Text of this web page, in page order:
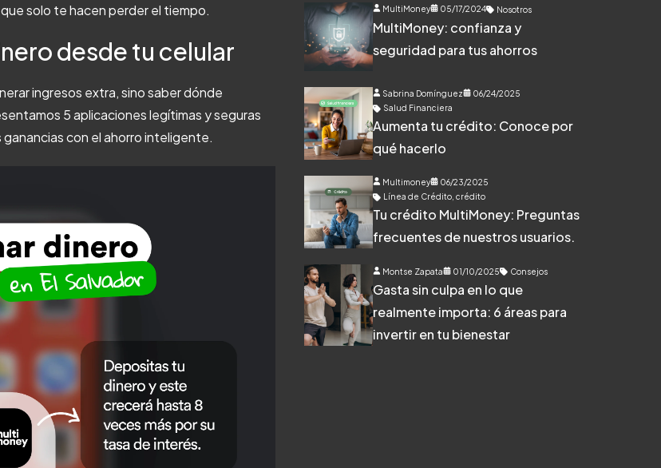
solo te hacen perder el tiempo.
desde tu celular
ingresos extra, sino saber dónde
5 aplicaciones legítimas y seguras
con el ahorro inteligente.
MultiMoney 05/17/2024 Nosotros
MultiMoney: confianza y
seguridad para tus ahorros
Sabrina Domínguez
06/24/2025
Salud Financiera
Aumenta tu crédito: Conoce por
qué hacerlo
Multimoney
06/23/2025
Línea de Crédito ,crédito
Tu crédito MultiMoney: Preguntas
frecuentes de nuestros usuarios.
Montse Zapata 01/10/2025 Consejos
Gasta sin culpa en lo que
realmente importa: 6 áreas para
invertir en tu bienestar